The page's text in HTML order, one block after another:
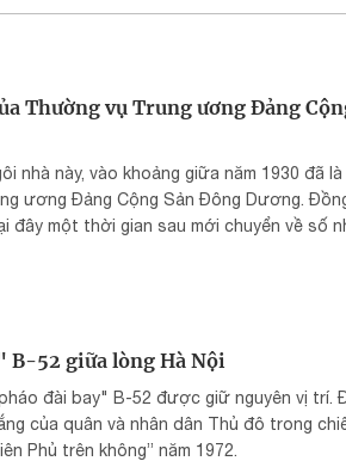
Thường vụ Trung ương Đảng
nhà này, vào khoảng giữa năm 1930 đã
ương Đảng Cộng Sản Đông Dương.
đây một thời gian sau mới chuyển về số
B-52 giữa lòng Hà Nội
đài bay" B-52 được giữ nguyên vị trí.
của quân và nhân dân Thủ đô trong
Phủ trên không” năm 1972.